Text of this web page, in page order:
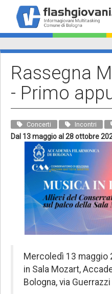
contenuto
principale
Rassegna
- Primo
Concerti Incontri
Dal 13 maggio al 28 ottobre
Mercoledì 13 maggio
in Sala Mozart,
Bologna, via